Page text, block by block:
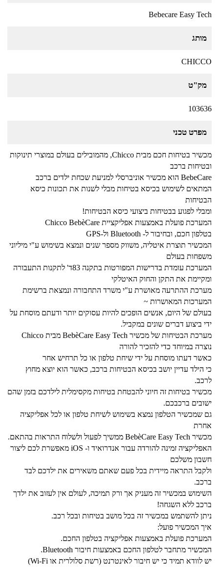
Bebecare Easy Tech
מותג
CHICCO
מק"ט
103636
מפרט טכני
מכשיר בטיחות חכם מבית Chicco, מהמובילים בעולם במוצרי תינוקות
ובטיחות ברכב
BebeCare הוא מכשיר אוניברסלי למניעת שכחת ילדים ברכב
המתאים לשימוש בכיסא בטיחות מבלי לשנות את תכונות כיסא
הבטיחות
ומבלי לפגוע בבטיחות ביצועי כיסא הבטיחות!
המערכת פועלת באמצעות אפליקציית Chicco BebèCare
בטלפון חכם, ובחיבור ל- Bluetooth ול-GPS
המכשיר תוצרת איטליה, משווק מספר שנים ונמצא בשימוש ע"י מיליוני
משפחות בעולם
המערכת עומדת בדרישות המפורטות בתקנה 83ד' לתקנות התעבורה
ומקיימת את התקן והחוק האיטלקי
מערכת ההתרעה מאושרת ע"י משרד התחבורה ונמצאת ברשימת
המערכות המאושרות ~
בעולם של היום, אנשים הופכים להיות עסוקים יותר ודעתם מוסחת על
ידי ביצוע דברים שונים במקביל.
מערכת הבטיחות של מכשיר BebèCare Easy Tech מבית Chicco
נוצרה במיוחד כדי להזכיר להורה
כאשר דעתו מוסחת על ידי שיחת טלפון או כל תרחיש אחר
כי הילד עדיין יושב בכיסא הבטיחות ברכב, כאשר הוא יוצא מחוץ
לרכב.
מכשיר בטיחות זה חיוני להבטחת בטיחות מקסימלית לילדכם בזמן שהם
ישובים ברכבכם.
גם שמכשיר הטלפון נמצא בשימוש לשיחת טלפון או לכל אפליקציה
אחרת
מכשיר BebèCare Easy Tech ממשיך לפעול ולשלוח התראות בהתאם.
האפליקציה זמינה להורדה עבור אנדרואיד ו- iOS מאפשרת לכם ליצור
חשבון משלכם
ולקבל התראה מיידית בכל פעם שאתם משאירים את ילדכם לבד
ברכב.
השימוש במכשיר זה מעניק אך ורק תמיכה, לעולם אין לעזוב את ילדך
ברכב ללא השגחה!
ניתן להשתמש במכשיר זה בכל מושב בטיחות ובכל רכב.
איך המכשיר פועל:
המערכת פועלת באמצעות אפליקציה בטלפון החכם.
המכשיר מתחבר לטלפון החכם באמצעות חיבור Bluetooth.
יש לוודא תמיד כי יש חיבור לאינטרנט (רשת סלולרית או Wi-Fi)